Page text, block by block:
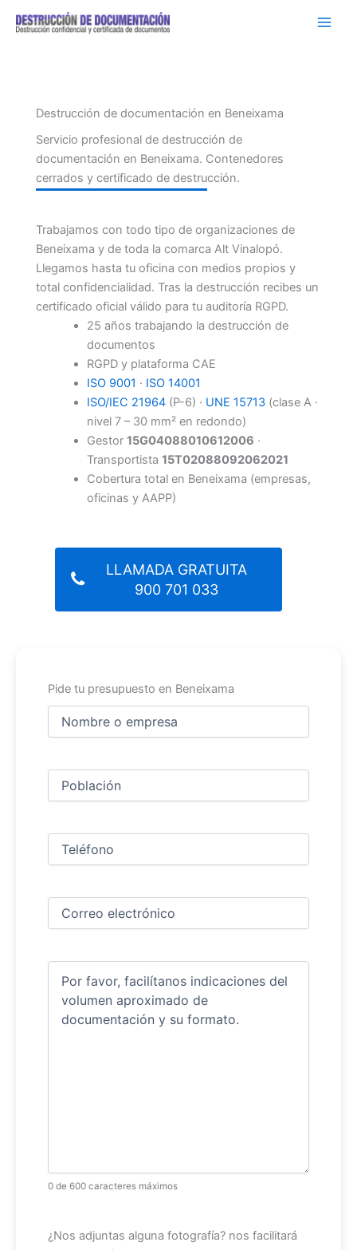
Destrucción de documentación en Beneixama
Servicio profesional de destrucción de
documentación en Beneixama. Contenedores
cerrados y certificado de destrucción.
Trabajamos con todo tipo de organizaciones de
Beneixama y de toda la comarca Alt Vinalopó.
Llegamos hasta tu oficina con medios propios y
total confidencialidad. Tras la destrucción recibes un
certificado oficial válido para tu auditoría RGPD.
25 años trabajando la destrucción de
documentos
RGPD y plataforma CAE
ISO 9001 · ISO 14001
ISO/IEC 21964(P-6) · UNE 15713(clase A ·
nivel 7 – 30 mm² en redondo)
Gestor 15G04088010612006 ·
Transportista 15T02088092062021
Cobertura total en Beneixama (empresas,
oficinas y AAPP)
LLAMADA GRATUITA
900 701 033
Pide tu presupuesto en Beneixama
Nombre
Ciudad
Teléfono
Correo
electrónico (Obligatorio)
Comentarios
0 de 600 caracteres máximos
Archivo
¿Nos adjuntas alguna fotografía? nos facilitará